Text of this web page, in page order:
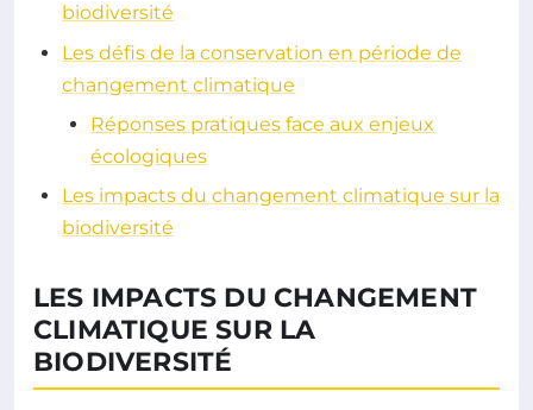
biodiversité
Les défis de la conservation en période de
changement climatique
Réponses pratiques face aux enjeux
écologiques
Les impacts du changement climatique sur la
biodiversité
LES IMPACTS DU CHANGEMENT
CLIMATIQUE SUR LA
BIODIVERSITÉ